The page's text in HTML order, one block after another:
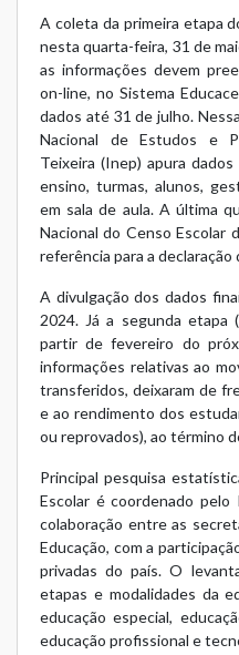
A coleta da primeira etapa
nesta quarta-feira, 31 de
as informações devem
on-line, no Sistema
dados até 31 de julho.
Nacional de Estudos e
Teixeira (Inep) apura
ensino, turmas, alunos,
em sala de aula. A última
Nacional do Censo Escolar
referência para a declaração
A divulgação dos dados
2024. Já a segunda etapa
partir de fevereiro do
informações relativas ao
transferidos, deixaram de
e ao rendimento dos
ou reprovados), ao término
Principal pesquisa
Escolar é coordenado
colaboração entre as
Educação, com a
privadas do país. O
etapas e modalidades da
educação especial,
educação profissional e